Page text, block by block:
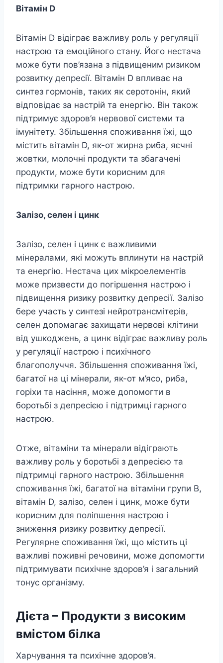
Вітамін D
Вітамін D відіграє важливу роль у регуляції
настрою та емоційного стану. Його нестача
може бути пов’язана з підвищеним ризиком
розвитку депресії. Вітамін D впливає на
синтез гормонів, таких як серотонін, який
відповідає за настрій та енергію. Він також
підтримує здоров’я нервової системи та
імунітету. Збільшення споживання їжі, що
містить вітамін D, як-от жирна риба, яєчні
жовтки, молочні продукти та збагачені
продукти, може бути корисним для
підтримки гарного настрою.
Залізо, селен і цинк
Залізо, селен і цинк є важливими
мінералами, які можуть вплинути на настрій
та енергію. Нестача цих мікроелементів
може призвести до погіршення настрою і
підвищення ризику розвитку депресії. Залізо
бере участь у синтезі нейротрансмітерів,
селен допомагає захищати нервові клітини
від ушкоджень, а цинк відіграє важливу роль
у регуляції настрою і психічного
благополуччя. Збільшення споживання їжі,
багатої на ці мінерали, як-от м’ясо, риба,
горіхи та насіння, може допомогти в
боротьбі з депресією і підтримці гарного
настрою.
Отже, вітаміни та мінерали відіграють
важливу роль у боротьбі з депресією та
підтримці гарного настрою. Збільшення
споживання їжі, багатої на вітаміни групи В,
вітамін D, залізо, селен і цинк, може бути
корисним для поліпшення настрою і
зниження ризику розвитку депресії.
Регулярне споживання їжі, що містить ці
важливі поживні речовини, може допомогти
підтримувати психічне здоров’я і загальний
тонус організму.
Дієта – Продукти з високим
вмістом білка
Харчування та психічне здоров’я.